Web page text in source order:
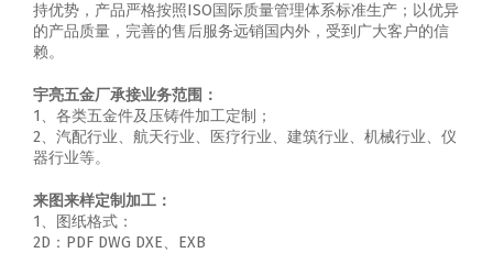
持优势，产品严格按照ISO国际质量管理体系标准生产；以优异
的产品质量，完善的售后服务远销国内外，受到广大客户的信
赖。
宇亮五金厂承接业务范围：
1、各类五金件及压铸件加工定制；
2、汽配行业、航天行业、医疗行业、建筑行业、机械行业、仪
器行业等。
来图来样定制加工：
1、图纸格式：
2D：PDF DWG DXE、EXB